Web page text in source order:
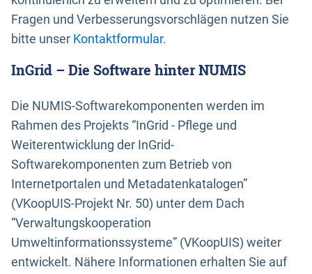
Fragen und Verbesserungsvorschlägen nutzen Sie
bitte unser Kontaktformular.
InGrid – Die Software hinter NUMIS
Die NUMIS-Softwarekomponenten werden im
Rahmen des Projekts “InGrid - Pflege und
Weiterentwicklung der InGrid-
Softwarekomponenten zum Betrieb von
Internetportalen und Metadatenkatalogen”
(VKoopUIS-Projekt Nr. 50) unter dem Dach
“Verwaltungskooperation
Umweltinformationssysteme” (VKoopUIS) weiter
entwickelt. Nähere Informationen erhalten Sie auf